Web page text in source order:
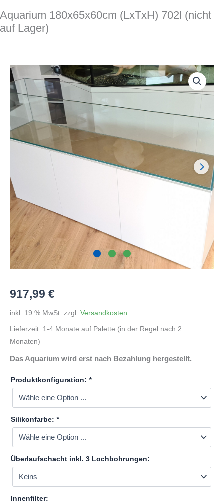
Aquarium 180x65x60cm (LxTxH) 702l (nicht
auf Lager)
917,99 €
inkl. 19 % MwSt. zzgl. Versandkosten
Lieferzeit: 1-4 Monate auf Palette (in der Regel nach 2
Monaten)
Das Aquarium wird erst nach Bezahlung hergestellt.
Produktkonfiguration: *
Silikonfarbe: *
Überlaufschacht inkl. 3 Lochbohrungen:
Innenfilter: